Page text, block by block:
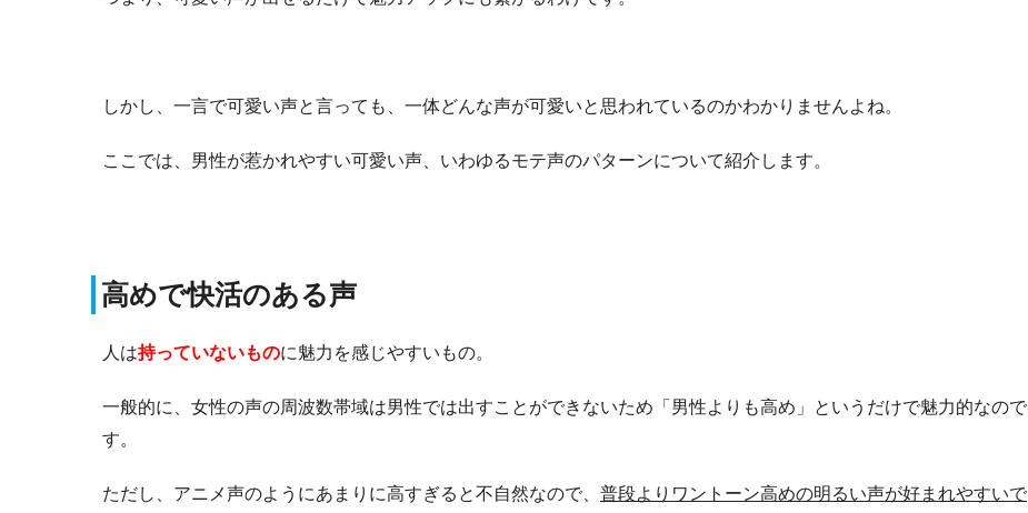
しかし、一言で可愛い声と言っても、一体どんな声が可愛いと思われているのかわかりませんよね。
ここでは、男性が惹かれやすい可愛い声、いわゆるモテ声のパターンについて紹介します。
高めで快活のある声
人は持っていないものに魅力を感じやすいもの。
一般的に、女性の声の周波数帯域は男性では出すことができないため「男性よりも高め」というだけで魅力的なので
す。
ただし、アニメ声のようにあまりに高すぎると不自然なので、 普段よりワントーン高めの明るい声が好まれやすいで